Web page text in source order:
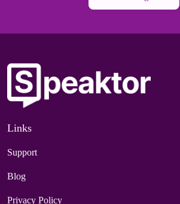
Links
Support
Blog
Privacy Policy